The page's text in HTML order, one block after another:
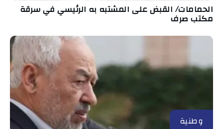
الحمامات/ القبض على المشتبه به الرئيسي في سرقة
مكتب صرف
وطنية